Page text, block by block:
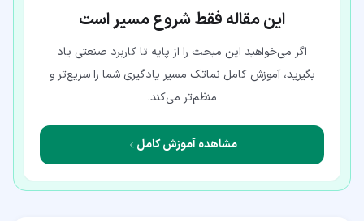
این مقاله فقط شروع مسیر است
اگر می‌خواهید این مبحث را از پایه تا کاربرد صنعتی یاد
بگیرید، آموزش کامل نماتک مسیر یادگیری شما را سریع‌تر و
منظم‌تر می‌کند.
مشاهده آموزش کامل